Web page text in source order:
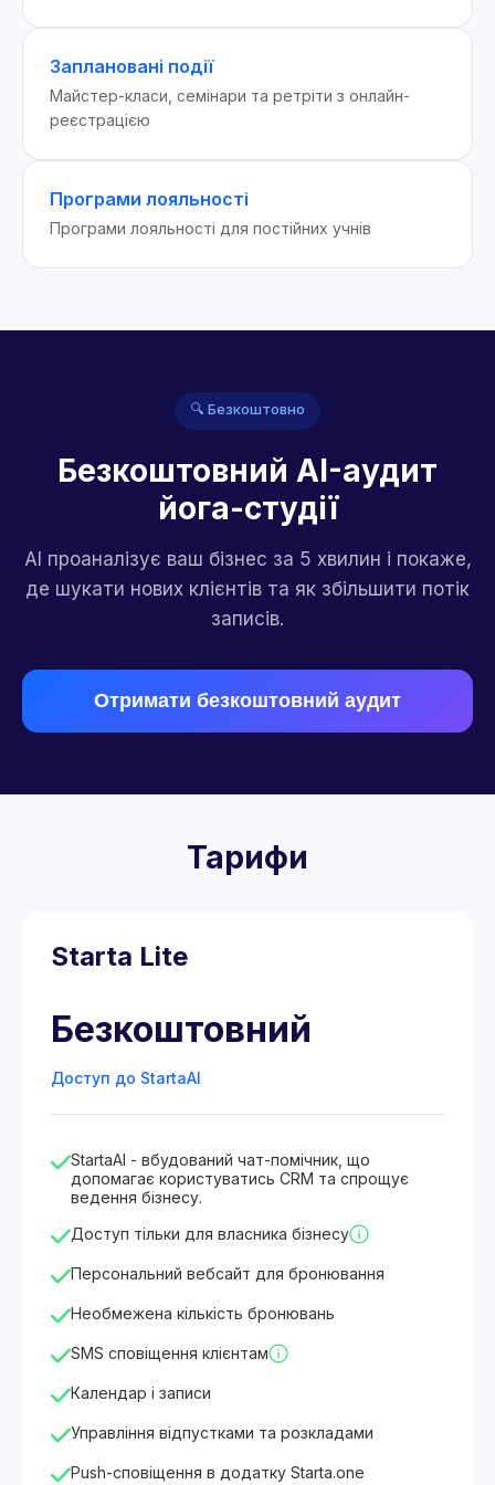
Заплановані події
Майстер-класи, семінари та ретріти з онлайн-
реєстрацією
Програми лояльності
Програми лояльності для постійних учнів
🔍 Безкоштовно
Безкоштовний AI-аудит
йога-студії
AI проаналізує ваш бізнес за 5 хвилин і покаже,
де шукати нових клієнтів та як збільшити потік
записів.
Отримати безкоштовний аудит
Тарифи
Starta Lite
Безкоштовний
Доступ до StartaAI
StartaAI - вбудований чат-помічник, що
допомагає користуватись CRM та спрощує
ведення бізнесу.
Доступ тільки для власника бізнесу
Персональний вебсайт для бронювання
Необмежена кількість бронювань
SMS сповіщення клієнтам
Календар і записи
Управління відпустками та розкладами
Push-сповіщення в додатку Starta.one